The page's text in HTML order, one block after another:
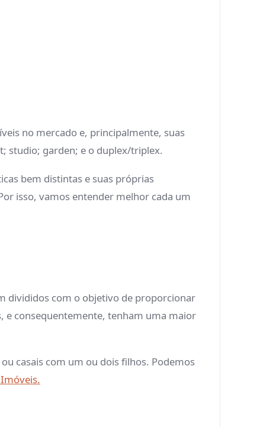
no mercado e, principalmente, suas
studio; garden; e o duplex/triplex.
bem distintas e suas próprias
isso, vamos entender melhor cada um
divididos com o objetivo de proporcionar
e consequentemente, tenham uma maior
casais com um ou dois filhos. Podemos